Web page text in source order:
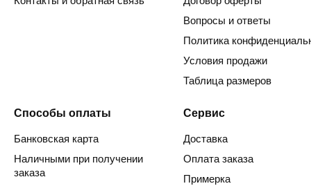
Вопросы и ответы
Политика
Условия продажи
Таблица размеров
Способы оплаты
Банковская карта
Наличными при получении
заказа
Сервис
Доставка
Оплата заказа
Примерка